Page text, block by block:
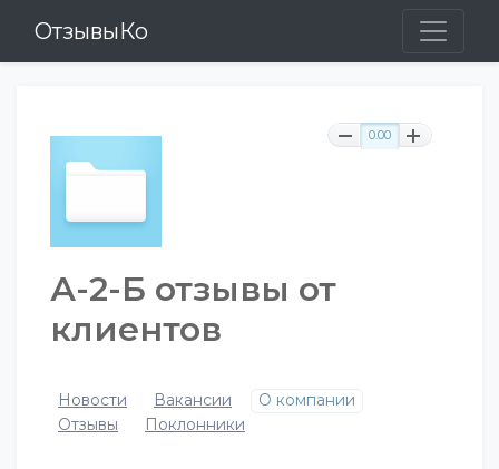
ОтзывыКо
0.00
А-2-Б отзывы от
клиентов
Новости Вакансии
О компании
Отзывы
Поклонники